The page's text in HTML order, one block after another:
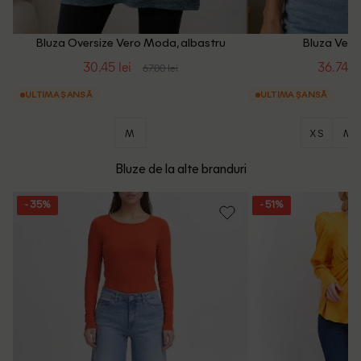
Bluza Oversize Vero Moda, albastru
30.45 lei 67.00 lei
ULTIMA ȘANSĂ
M
Bluza
36.74
ULTIMA ȘANSĂ
XS M
Bluze de la alte branduri
- 35% - 51%